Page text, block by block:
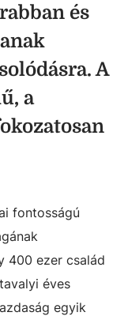
és
A
a
fontosságú
400 ezer család
éves
egyik